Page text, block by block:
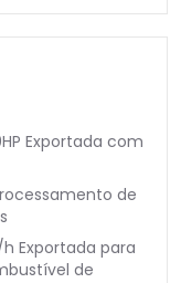
Exportada com
de
Exportada para
de